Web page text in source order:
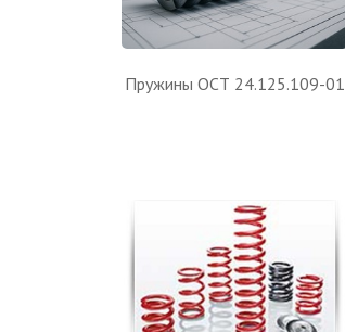
Пружины ОСТ 24.125.109-01